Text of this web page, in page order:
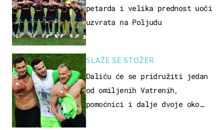
petarda i velika prednost uoči
uzvrata na Poljudu
SLAŽE SE STOŽER
Daliću će se pridružiti jedan
od omiljenih Vatrenih,
pomoćnici i dalje dvoje oko